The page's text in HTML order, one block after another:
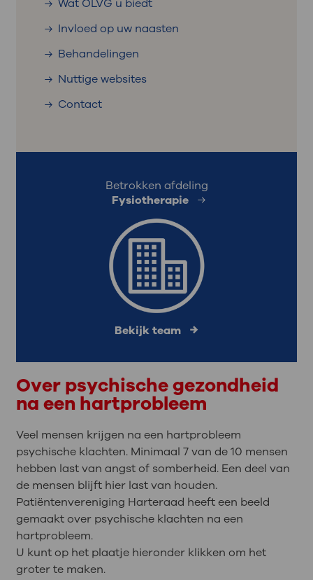
Wat OLVG u biedt
Invloed op uw naasten
Behandelingen
Nuttige websites
Contact
Betrokken afdeling
Fysiotherapie
Bekijk team
Over psychische gezondheid
na een hartprobleem
Veel mensen krijgen na een hartprobleem
psychische klachten. Minimaal 7 van de 10 mensen
hebben last van angst of somberheid. Een deel van
de mensen blijft hier last van houden.
Patiëntenvereniging Harteraad heeft een beeld
gemaakt over psychische klachten na een
hartprobleem.
U kunt op het plaatje hieronder klikken om het
groter te maken.